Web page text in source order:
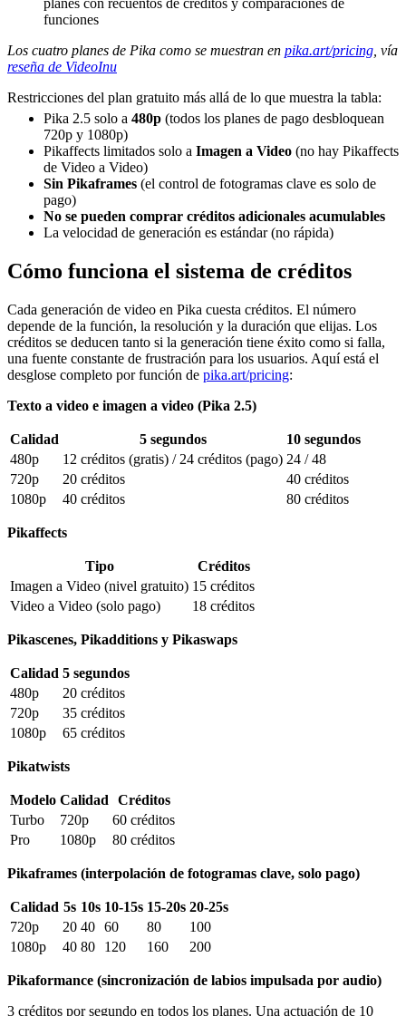
planes con recuentos de créditos y comparaciones de
funciones
Los cuatro planes de Pika como se muestran en pika.art/pricing , vía
reseña de VideoInu
Restricciones del plan gratuito más allá de lo que muestra la tabla:
Pika 2.5 solo a 480p (todos los planes de pago desbloquean
720p y 1080p)
Pikaffects limitados solo a Imagen a Video (no hay Pikaffects
de Video a Video)
Sin Pikaframes (el control de fotogramas clave es solo de
pago)
No se pueden comprar créditos adicionales acumulables
La velocidad de generación es estándar (no rápida)
Cómo funciona el sistema de créditos
Cada generación de video en Pika cuesta créditos. El número
depende de la función, la resolución y la duración que elijas. Los
créditos se deducen tanto si la generación tiene éxito como si falla,
una fuente constante de frustración para los usuarios. Aquí está el
desglose completo por función de pika.art/pricing:
Texto a video e imagen a video (Pika 2.5)
Calidad 5 segundos
10 segundos
480p
12 créditos (gratis) / 24 créditos (pago) 24 / 48
720p
20 créditos
40 créditos
1080p
40 créditos 80 créditos
Pikaffects
Tipo
Créditos
Imagen a Video (nivel gratuito) 15 créditos
Video a Video (solo pago)
18 créditos
Pikascenes, Pikadditions y Pikaswaps
Calidad 5 segundos
480p
20 créditos
720p
35 créditos
1080p
65 créditos
Pikatwists
Modelo Calidad
Créditos
Turbo
720p
60 créditos
Pro
1080p 80 créditos
Pikaframes (interpolación de fotogramas clave, solo pago)
Calidad 5s 10s 10-15s 15-20s 20-25s
720p
20 40 60 80
100
1080p
40 80 120 160 200
Pikaformance (sincronización de labios impulsada por audio)
3 créditos por segundo en todos los planes. Una actuación de 10